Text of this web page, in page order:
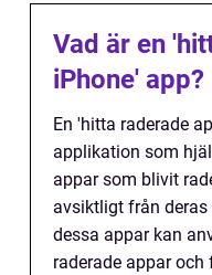
Vad är en
iPhone' app?
En 'hitta raderade
applikation som
appar som blivit
avsiktligt från
dessa appar kan
raderade appar